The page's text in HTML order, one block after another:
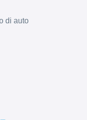
di auto